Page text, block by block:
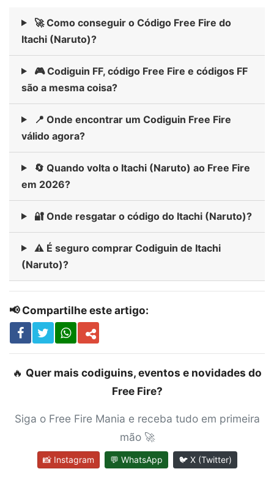
🚀 Como conseguir o Código Free Fire do
Itachi (Naruto)?
🎮 Codiguin FF, código Free Fire e códigos FF
são a mesma coisa?
📍 Onde encontrar um Codiguin Free Fire
válido agora?
🔄 Quando volta o Itachi (Naruto) ao Free Fire
em 2026?
🔐 Onde resgatar o código do Itachi (Naruto)?
⚠️ É seguro comprar Codiguin de Itachi
(Naruto)?
📢 Compartilhe este artigo:
🔥 Quer mais codiguins, eventos e novidades do
Free Fire?
Siga o Free Fire Mania e receba tudo em primeira
mão 🚀
📸 Instagram 💬 WhatsApp 🐦 X (Twitter)